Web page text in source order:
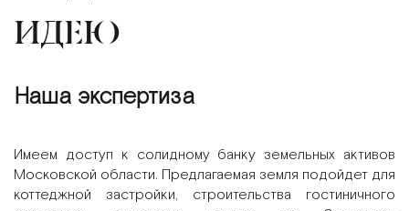
ИДЕЮ
Наша экспертиза
Имеем доступ к солидному банку земельных активов
Московской области. Предлагаемая земля подойдет для
коттеджной застройки, строительства гостиничного